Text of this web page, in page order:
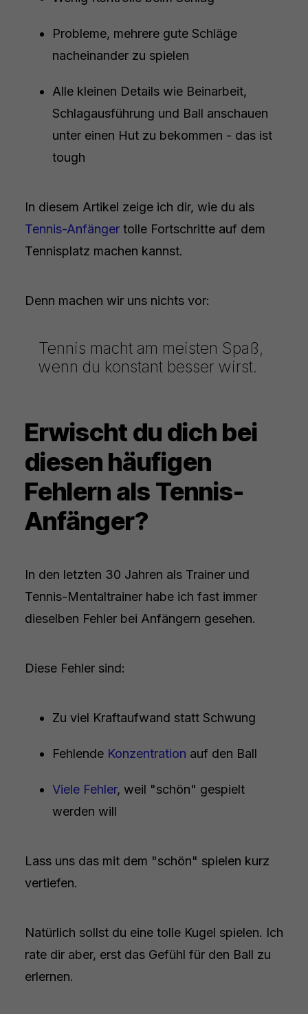
Probleme, mehrere gute Schläge
nacheinander zu spielen
Alle kleinen Details wie Beinarbeit,
Schlagausführung und Ball anschauen
unter einen Hut zu bekommen - das ist
tough
In diesem Artikel zeige ich dir, wie du als
Tennis-Anfängertolle Fortschritte auf dem
Tennisplatz machen kannst.
Denn machen wir uns nichts vor:
Tennis macht am meisten Spaß,
wenn du konstant besser wirst.
Erwischt du dich bei
diesen häufigen
Fehlern als Tennis-
Anfänger?
In den letzten 30 Jahren als Trainer und
Tennis-Mentaltrainer habe ich fast immer
dieselben Fehler bei Anfängern gesehen.
Diese Fehler sind:
Zu viel Kraftaufwand statt Schwung
Fehlende Konzentration auf den Ball
Viele Fehler, weil "schön" gespielt
werden will
Lass uns das mit dem "schön" spielen kurz
vertiefen.
Natürlich sollst du eine tolle Kugel spielen. Ich
rate dir aber, erst das Gefühl für den Ball zu
erlernen.